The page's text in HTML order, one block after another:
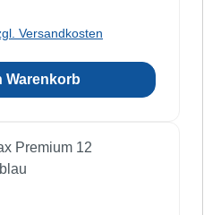
Versandkosten
Warenkorb